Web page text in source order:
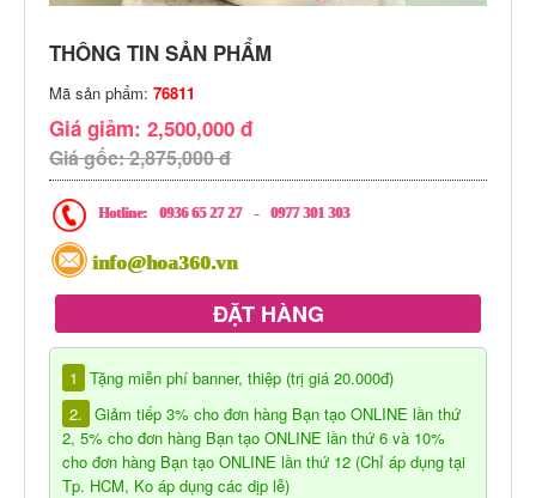
THÔNG TIN SẢN PHẨM
Mã sản phẩm: 76811
Giá giảm: 2,500,000 đ
Giá gốc: 2,875,000 đ
Hotline: 0936 65 27 27 - 0977 301 303
info@hoa360.vn
ĐẶT HÀNG
1
Tặng miễn phí banner, thiệp (trị giá 20.000đ)
2. Giảm tiếp 3% cho đơn hàng Bạn tạo ONLINE lần thứ
2, 5% cho đơn hàng Bạn tạo ONLINE lần thứ 6 và 10%
cho đơn hàng Bạn tạo ONLINE lần thứ 12 (Chỉ áp dụng tại
Tp. HCM, Ko áp dụng các dịp lễ)